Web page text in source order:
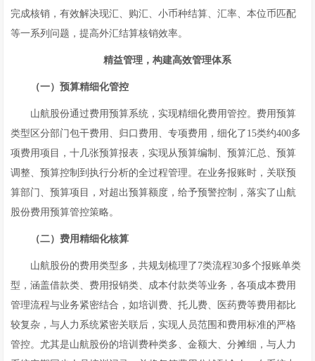
完成核销，有效解决现汇、购汇、小币种结算、汇率、本位币匹配
等一系列问题，提高外汇结算核销效率。
精益管理，构建高效管理体系
（一）预算精细化管控
山航股份通过费用预算系统，实现精细化费用管控。费用预算
类型区分部门包干费用、归口费用、专项费用，细化了15类约400多
项费用项目，十几张预算报表，实现从预算编制、预算汇总、预算
调整、预算控制到执行分析的全过程管理。在业务报账时，关联预
算部门、预算项目，对超出预算额度，给予预警控制，落实了山航
股份费用预算管控策略。
（二）费用精细化核算
山航股份的费用类型多，共规划梳理了7类流程30多个报账单类
型，涵盖借款类、费用报销类、成本付款类等业务，各项成本费用
管理流程与业务紧密结合，如培训费、托儿费、医药费等费用都比
较复杂，与人力系统紧密关联后，实现人员范围和费用标准的严格
管控。尤其是山航股份的培训费种类多、金额大、分摊细，与人力